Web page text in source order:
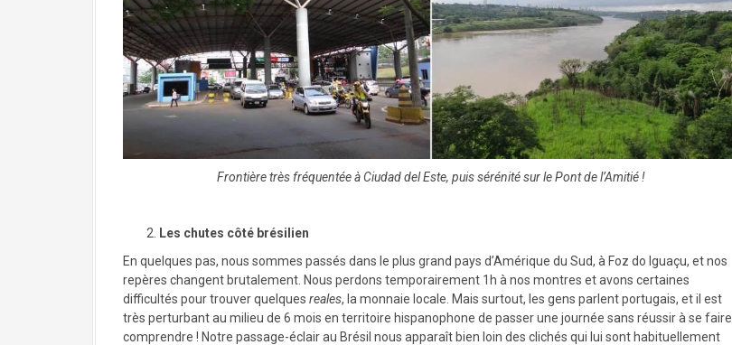
Frontière très fréquentée à Ciudad del Este, puis sérénité sur le Pont de l’Amitié !
Les chutes côté brésilien
En quelques pas, nous sommes passés dans le plus grand pays d’Amérique du Sud, à Foz do Iguaçu, et nos
repères changent brutalement. Nous perdons temporairement 1h à nos montres et avons certaines
difficultés pour trouver quelques reales, la monnaie locale. Mais surtout, les gens parlent portugais, et il est
très perturbant au milieu de 6 mois en territoire hispanophone de passer une journée sans réussir à se faire
comprendre ! Notre passage-éclair au Brésil nous apparaît bien loin des clichés qui lui sont habituellement